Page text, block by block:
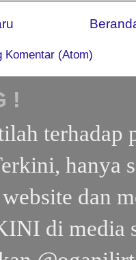
Komentar (Atom)
!
terhadap
hanya
dan
di media